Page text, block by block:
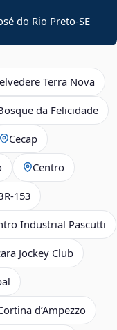
do Rio Preto-SE
Terra Nova
da Felicidade
Cecap
Centro
153
Industrial Pascutti
Jockey Club
d’Ampezzo